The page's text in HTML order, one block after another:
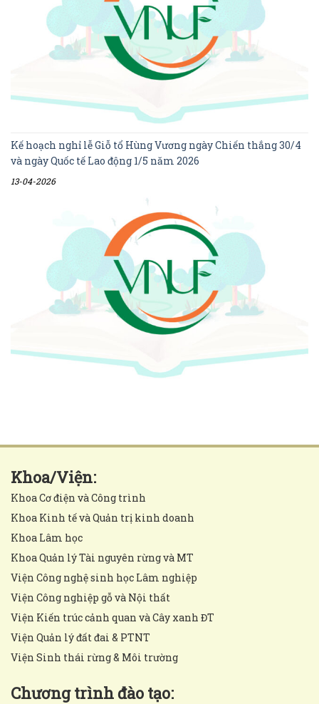
Kế hoạch nghỉ lễ Giỗ tổ Hùng Vương ngày Chiến thắng 30/4
và ngày Quốc tế Lao động 1/5 năm 2026
13-04-2026
Khoa/Viện:
Khoa Cơ điện và Công trình
Khoa Kinh tế và Quản trị kinh doanh
Khoa Lâm học
Khoa Quản lý Tài nguyên rừng và MT
Viện Công nghệ sinh học Lâm nghiệp
Viện Công nghiệp gỗ và Nội thất
Viện Kiến trúc cảnh quan và Cây xanh ĐT
Viện Quản lý đất đai & PTNT
Viện Sinh thái rừng & Môi trường
Chương trình đào tạo: